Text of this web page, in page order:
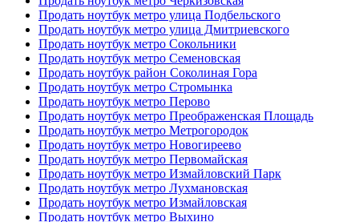
Продать ноутбук метро улица Подбельского
Продать ноутбук метро улица Дмитриевского
Продать ноутбук метро Сокольники
Продать ноутбук метро Семеновская
Продать ноутбук район Соколиная Гора
Продать ноутбук метро Стромынка
Продать ноутбук метро Перово
Продать ноутбук метро Преображенская Площадь
Продать ноутбук метро Метрогородок
Продать ноутбук метро Новогиреево
Продать ноутбук метро Первомайская
Продать ноутбук метро Измайловский Парк
Продать ноутбук метро Лухмановская
Продать ноутбук метро Измайловская
Продать ноутбук метро Выхино